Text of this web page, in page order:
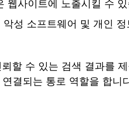
웹사이트에 노출시킬 수
성 소프트웨어 및 개인
할 수 있는 검색 결과를
결되는 통로 역할을 합니